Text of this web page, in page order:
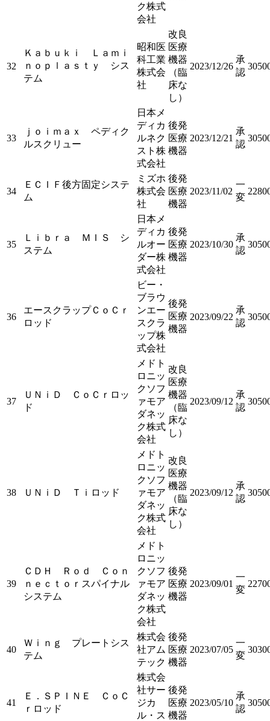
ク株式
会社
32
Ｋａｂｕｋｉ Ｌａｍｉ
ｎｏｐｌａｓｔｙ シス
テム
昭和医
科工業
株式会
社
改良
医療
機器
（臨
床な
し）
2023/12/26
承
認
33
ｊｏｉｍａｘ ペディク
ルスクリュー
日本メ
ディカ
ルネク
スト株
式会社
後発
医療
機器
2023/12/21
承
認
34
ＥＣＩＦ後方固定システ
ム
ミズホ
株式会
社
後発
医療
機器
2023/11/02
一
変
35
Ｌｉｂｒａ ＭＩＳ シ
ステム
日本メ
ディカ
ルオー
ダー株
式会社
後発
医療
機器
2023/10/30
承
認
36
エースクラップＣｏＣｒ
ロッド
ビー・
ブラウ
ンエー
スクラ
ップ株
式会社
後発
医療
機器
2023/09/22
承
認
37
ＵＮｉＤ ＣｏＣｒロッ
ド
メドト
ロニッ
クソフ
ァモア
ダネッ
ク株式
会社
改良
医療
機器
（臨
床な
し）
2023/09/12
承
認
38 ＵＮｉＤ Ｔｉロッド
メドト
ロニッ
クソフ
ァモア
ダネッ
ク株式
会社
改良
医療
機器
（臨
床な
し）
2023/09/12
承
認
39
ＣＤＨ Ｒｏｄ Ｃｏｎ
ｎｅｃｔｏｒスパイナル
システム
メドト
ロニッ
クソフ
ァモア
ダネッ
ク株式
会社
後発
医療
機器
2023/09/01
一
変
40
Ｗｉｎｇ プレートシス
テム
株式会
社アム
テック
後発
医療
機器
2023/07/05
一
変
41
Ｅ．ＳＰＩＮＥ ＣｏＣ
ｒロッド
株式会
社サー
ジカ
ル・ス
後発
医療
機器
2023/05/10
承
認